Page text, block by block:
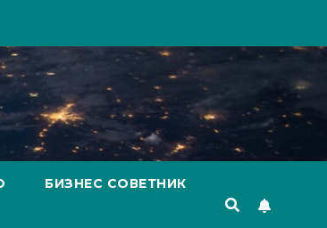
БИЗНЕС СОВЕТНИК